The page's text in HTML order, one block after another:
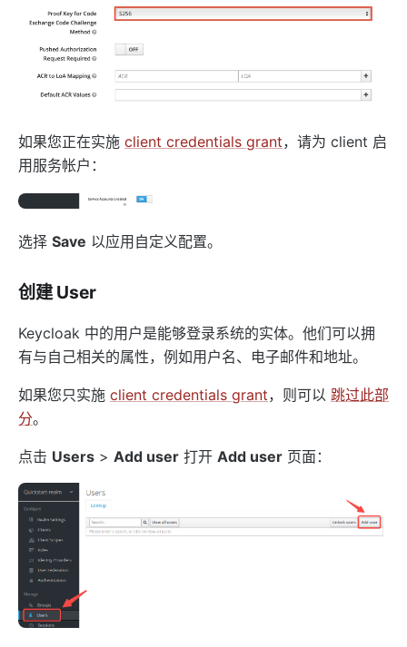
如果您正在实施 client credentials grant，请为 client 启
用服务帐户：
选择 Save 以应用自定义配置。
创建 User
Keycloak 中的用户是能够登录系统的实体。他们可以拥
有与自己相关的属性，例如用户名、电子邮件和地址。
如果您只实施 client credentials grant，则可以 跳过此部
分。
点击 Users > Add user 打开 Add user 页面：